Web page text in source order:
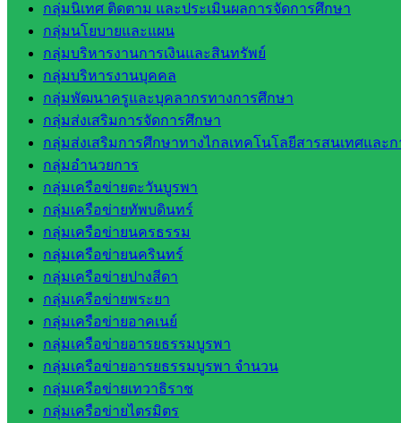
กลุ่มนิเทศ ติดตาม และประเมินผลการจัดการศึกษา
กลุ่มนโยบายและแผน
กลุ่มบริหารงานการเงินและสินทรัพย์
กลุ่มบริหารงานบุคคล
กลุ่มพัฒนาครูและบุคลากรทางการศึกษา
กลุ่มส่งเสริมการจัดการศึกษา
กลุ่มส่งเสริมการศึกษาทางไกลเทคโนโลยีสารสนเทศและ
กลุ่มอำนวยการ
กลุ่มเครือข่ายตะวันบูรพา
กลุ่มเครือข่ายทัพบดินทร์
กลุ่มเครือข่ายนครธรรม
กลุ่มเครือข่ายนครินทร์
กลุ่มเครือข่ายปางสีดา
กลุ่มเครือข่ายพระยา
กลุ่มเครือข่ายอาคเนย์
กลุ่มเครือข่ายอารยธรรมบูรพา
กลุ่มเครือข่ายอารยธรรมบูรพา จำนวน
กลุ่มเครือข่ายเทวาธิราช
กลุ่มเครือข่ายไตรมิตร
โรงเรียน
ในสังกัด
สพป.สระแก้ว
เขต 2
วิทยาลัย
เทคนิค
สระแก้ว
วิทยาลัย
เทคนิค
วังน้ำเย็น
กศน.สระแก้ว
เว็บไซต์
กลุ่มงาน
ใน
สำนักงาน